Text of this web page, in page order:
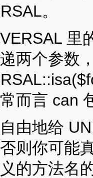
。
里
两个参数
而言 can
由地给
则你可能
的方法名